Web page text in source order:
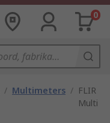
0
/ Multimeters / FLIR